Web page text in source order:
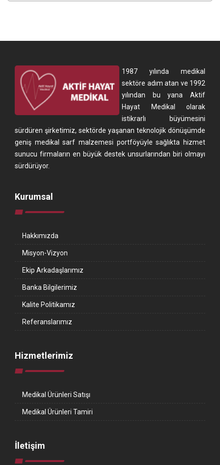
1987 yılında medikal
sektöre adım atan ve 1992
yılından bu yana Aktif
Hayat Medikal olarak
istikrarlı büyümesini
sürdüren şirketimiz, sektörde yaşanan teknolojik dönüşümde
geniş medikal sarf malzemesi portföyüyle sağlıkta hizmet
sunucu firmaların en büyük destek unsurlarından biri olmayı
sürdürüyor.
Kurumsal
Hakkımızda
Misyon-Vizyon
Ekip Arkadaşlarımız
Banka Bilgilerimiz
Kalite Politikamız
Referanslarımız
Hizmetlerimiz
Medikal Ürünleri Satışı
Medikal Ürünleri Tamiri
İletişim